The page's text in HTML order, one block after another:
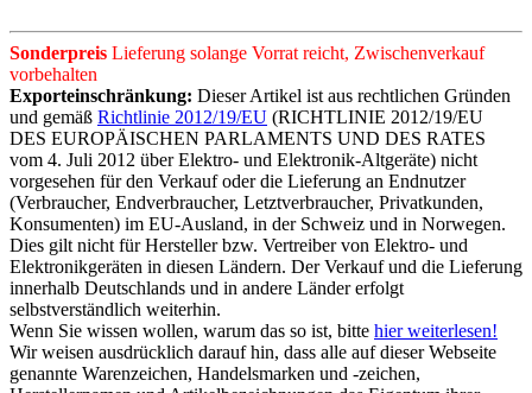
Sonderpreis Lieferung solange Vorrat reicht, Zwischenverkauf
vorbehalten
Exporteinschränkung: Dieser Artikel ist aus rechtlichen Gründen
und gemäß Richtlinie 2012/19/EU (RICHTLINIE 2012/19/EU
DES EUROPÄISCHEN PARLAMENTS UND DES RATES
vom 4. Juli 2012 über Elektro- und Elektronik-Altgeräte) nicht
vorgesehen für den Verkauf oder die Lieferung an Endnutzer
(Verbraucher, Endverbraucher, Letztverbraucher, Privatkunden,
Konsumenten) im EU-Ausland, in der Schweiz und in Norwegen.
Dies gilt nicht für Hersteller bzw. Vertreiber von Elektro- und
Elektronikgeräten in diesen Ländern. Der Verkauf und die Lieferung
innerhalb Deutschlands und in andere Länder erfolgt
selbstverständlich weiterhin.
Wenn Sie wissen wollen, warum das so ist, bitte hier weiterlesen!
Wir weisen ausdrücklich darauf hin, dass alle auf dieser Webseite
genannte Warenzeichen, Handelsmarken und -zeichen,